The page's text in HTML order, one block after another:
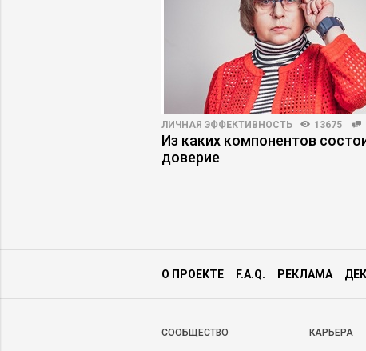
ЛИЧНАЯ ЭФФЕКТИВНОСТЬ 13675
Из каких компонентов
доверие
О ПРОЕКТЕ F.A.Q. РЕКЛАМА
CООБЩЕСТВО КАРЬЕРА